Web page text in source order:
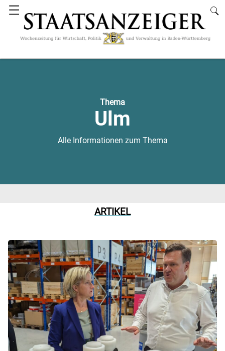
☰
Thema
Ulm
Alle Informationen zum Thema
ARTIKEL